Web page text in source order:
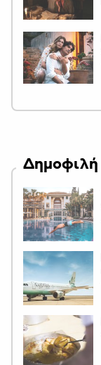
Δημοφιλή